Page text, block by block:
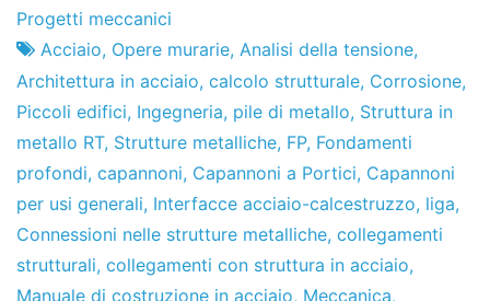
Fabbrica
di
progetti
9
di
maggio
del
2013
Progetti meccanici
Acciaio, Opere murarie, Analisi della tensione,
Architettura in acciaio, calcolo strutturale, Corrosione,
Piccoli edifici, Ingegneria, pile di metallo, Struttura in
metallo RT, Strutture metalliche, FP, Fondamenti
profondi, capannoni, Capannoni a Portici, Capannoni
per usi generali, Interfacce acciaio-calcestruzzo, liga,
Connessioni nelle strutture metalliche, collegamenti
strutturali, collegamenti con struttura in acciaio,
Manuale di costruzione in acciaio, Meccanica,